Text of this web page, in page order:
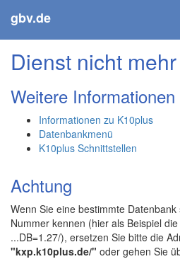
gbv.de
Dienst nicht
Weitere Informationen
Informationen zu K10plus
Datenbankmenü
K10plus Schnittstellen
Achtung
Wenn Sie eine bestimmte
Nummer kennen (hier als Beispiel
...DB=1.27/), ersetzen Sie bitte die
"kxp.k10plus.de/" oder gehen Sie